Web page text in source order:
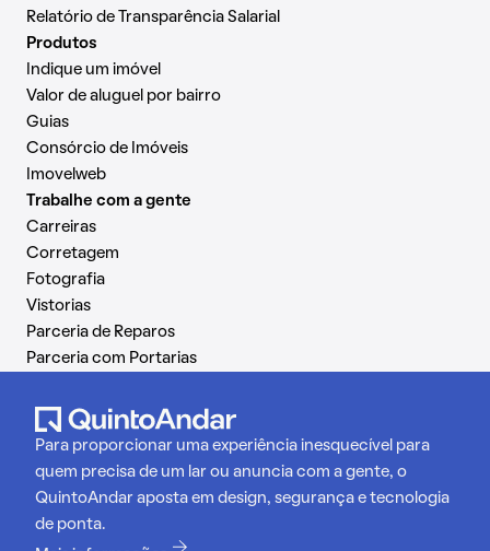
Relatório de Transparência Salarial
Produtos
Indique um imóvel
Valor de aluguel por bairro
Guias
Consórcio de Imóveis
Imovelweb
Trabalhe com a gente
Carreiras
Corretagem
Fotografia
Vistorias
Parceria de Reparos
Parceria com Portarias
Para proporcionar uma experiência inesquecível para
quem precisa de um lar ou anuncia com a gente, o
QuintoAndar aposta em design, segurança e tecnologia
de ponta.